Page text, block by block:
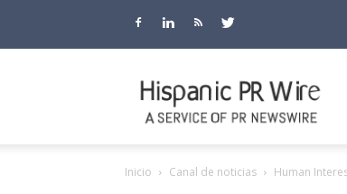
Inicio Canal de noticias Human